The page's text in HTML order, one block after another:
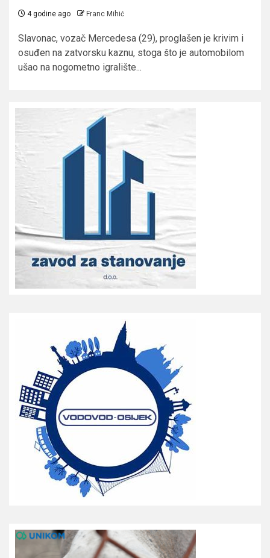
4 godine ago Franc Mihić
Slavonac, vozač Mercedesa (29), proglašen je krivim i
osuđen na zatvorsku kaznu, stoga što je automobilom
ušao na nogometno igralište...